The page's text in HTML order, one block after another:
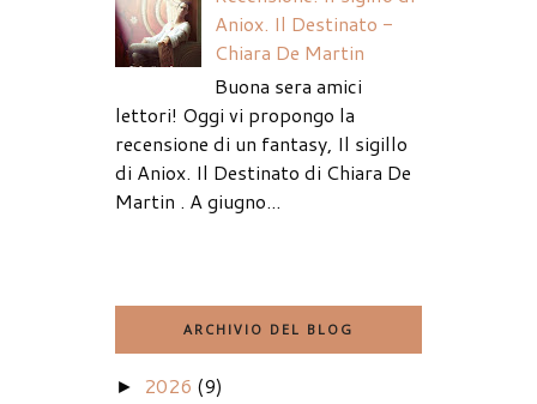
Aniox. Il Destinato -
Chiara De Martin
Buona sera amici
lettori! Oggi vi propongo la
recensione di un fantasy, Il sigillo
di Aniox. Il Destinato di Chiara De
Martin . A giugno...
ARCHIVIO DEL BLOG
► 2026 (9)